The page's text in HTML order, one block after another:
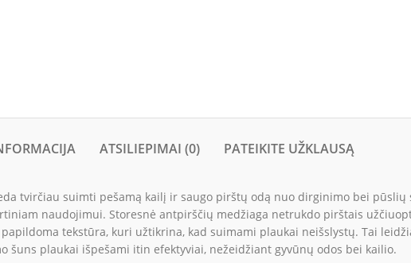
ATSILIEPIMAI (0) PATEIKITE UŽKLAUSĄ
tvirčiau suimti pešamą kailį ir saugo pirštų odą nuo dirginimo bei pūslių
naudojimui. Storesnė antpirščių medžiaga netrukdo pirštais
tekstūra, kuri užtikrina, kad suimami plaukai neišslystų. Tai
plaukai išpešami itin efektyviai, nežeidžiant gyvūnų odos bei kailio.